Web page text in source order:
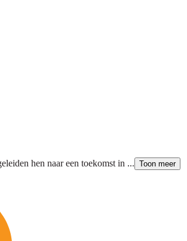
hen naar een toekomst in ... Toon meer